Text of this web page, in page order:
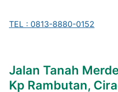
TEL : 0813-8880-0152
Jalan Tanah
Kp Rambutan,